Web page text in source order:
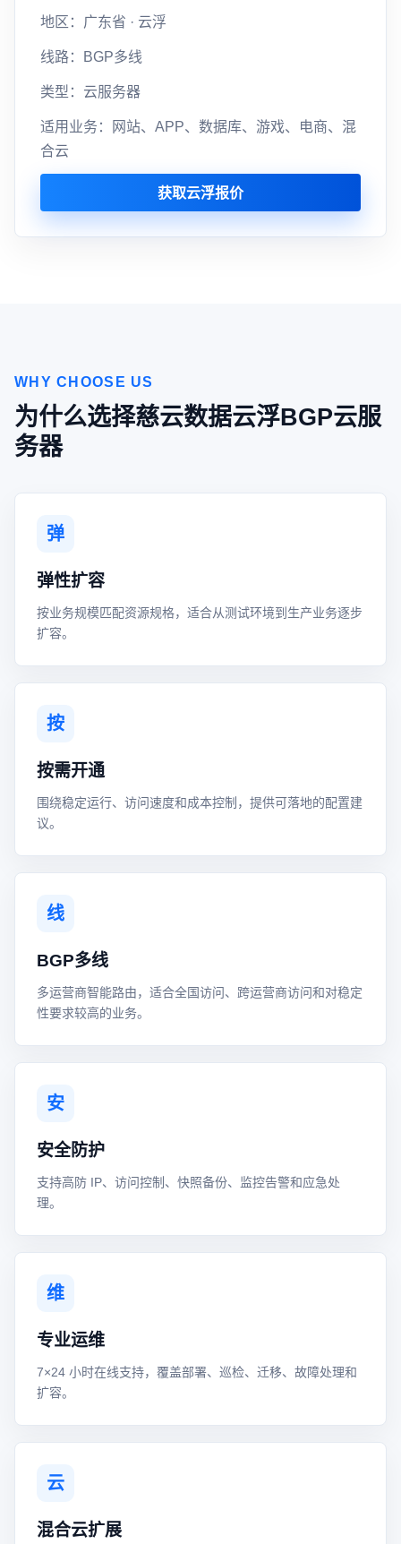
地区：广东省 · 云浮
线路：BGP多线
类型：云服务器
适用业务：网站、APP、数据库、游戏、电商、混
合云
获取云浮报价
WHY CHOOSE US
为什么选择慈云数据云浮BGP云服
务器
弹
弹性扩容
按业务规模匹配资源规格，适合从测试环境到生产业务逐步
扩容。
按
按需开通
围绕稳定运行、访问速度和成本控制，提供可落地的配置建
议。
线
BGP多线
多运营商智能路由，适合全国访问、跨运营商访问和对稳定
性要求较高的业务。
安
安全防护
支持高防 IP、访问控制、快照备份、监控告警和应急处
理。
维
专业运维
7×24 小时在线支持，覆盖部署、巡检、迁移、故障处理和
扩容。
云
混合云扩展